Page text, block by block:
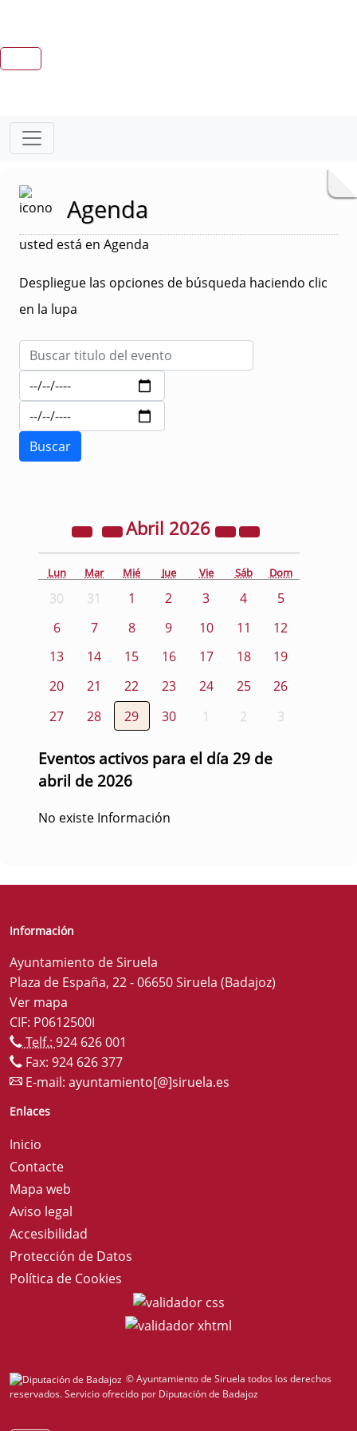
Agenda
usted está en Agenda
Despliegue las opciones de búsqueda haciendo clic
en la lupa
Abril 2026
Lun Mar Mié Jue Vie Sáb Dom
30 31 1 2 3 4
5
6
7 8 9 10 11
12
13
14 15 16 17 18
19
20
21 22 23 24 25
26
27
28 29 30 1 2 3
Eventos activos para el día 29 de
abril de 2026
No existe Información
Información
Ayuntamiento de Siruela
Plaza de España, 22 - 06650 Siruela (Badajoz)
Ver mapa
CIF: P0612500I
Telf.: 924 626 001
Fax: 924 626 377
E-mail: ayuntamiento[@]siruela.es
Enlaces
Inicio
Contacte
Mapa web
Aviso legal
Accesibilidad
Protección de Datos
Política de Cookies
© Ayuntamiento de Siruela todos los derechos
reservados.Servicio ofrecido por Diputación de Badajoz